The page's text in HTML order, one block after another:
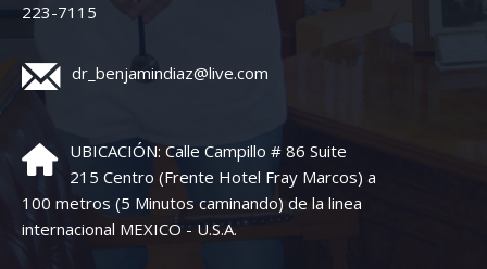
223-7115
dr_benjamindiaz@live.com
UBICACIÓN: Calle Campillo # 86 Suite
215 Centro (Frente Hotel Fray Marcos) a
100 metros (5 Minutos caminando) de la linea
internacional MEXICO - U.S.A.